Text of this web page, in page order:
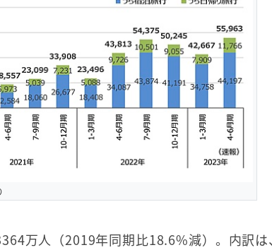
万人（2019年同期比18.6%減）。内訳は、